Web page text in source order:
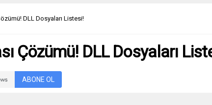
DLL Dosyaları Listesi!
Çözümü! DLL Dosyaları
ABONE OL